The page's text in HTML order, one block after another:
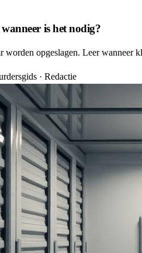
is het nodig?
worden opgeslagen. Leer wanneer
· Redactie